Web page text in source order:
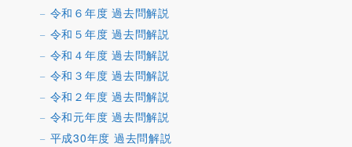
令和６年度 過去問解説
令和５年度 過去問解説
令和４年度 過去問解説
令和３年度 過去問解説
令和２年度 過去問解説
令和元年度 過去問解説
平成30年度 過去問解説